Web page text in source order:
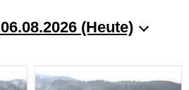
(Heute)